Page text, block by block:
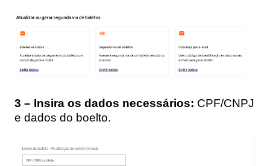
3 – Insira os dados necessários: CPF/CNPJ
e dados do boelto.